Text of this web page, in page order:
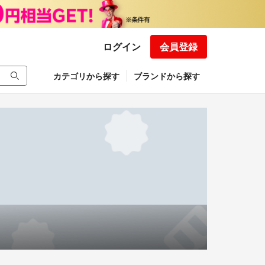
ログイン 会員登録
カテゴリから探す ブランドから探す